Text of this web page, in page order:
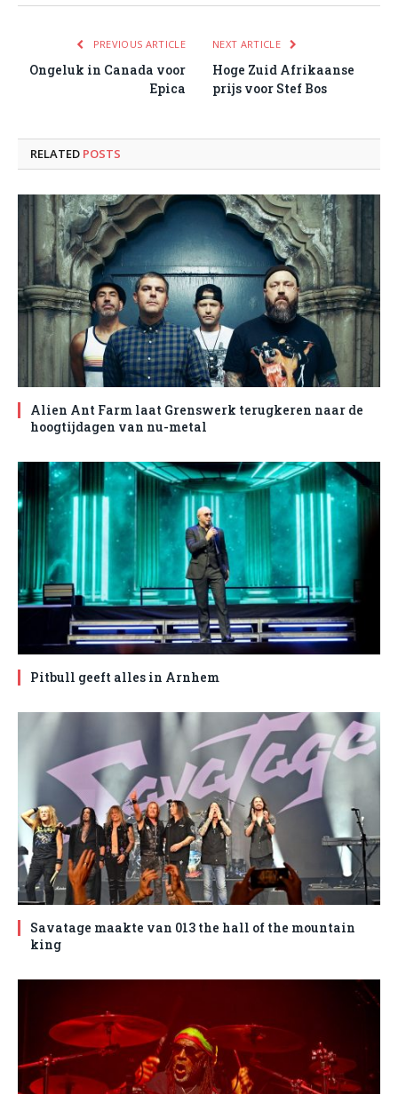
PREVIOUS ARTICLE
Ongeluk in Canada voor
Epica
NEXT ARTICLE
Hoge Zuid Afrikaanse
prijs voor Stef Bos
RELATED POSTS
Alien Ant Farm laat Grenswerk terugkeren naar de
hoogtijdagen van nu-metal
Pitbull geeft alles in Arnhem
Savatage maakte van 013 the hall of the mountain
king